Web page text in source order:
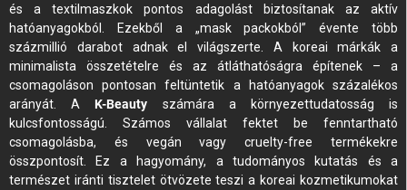
és a textilmaszkok pontos adagolást biztosítanak az aktív
hatóanyagokból. Ezekből a „mask packokból” évente több
százmillió darabot adnak el világszerte. A koreai márkák a
minimalista összetételre és az átláthatóságra építenek – a
csomagoláson pontosan feltüntetik a hatóanyagok százalékos
arányát. A K-Beauty számára a környezettudatosság is
kulcsfontosságú. Számos vállalat fektet be fenntartható
csomagolásba, és vegán vagy cruelty-free termékekre
összpontosít. Ez a hagyomány, a tudományos kutatás és a
természet iránti tisztelet ötvözete teszi a koreai kozmetikumokat